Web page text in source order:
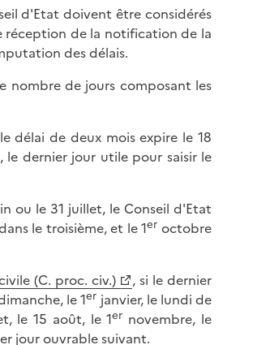
d'Etat doivent être considérés
réception de la notification de la
des délais.
nombre de jours composant les
délai de deux mois expire le 18
dernier jour utile pour saisir le
ou le 31 juillet, le Conseil d'Etat
le troisième, et le 1er octobre
(C. proc. civ.)
, si le dernier
le 1er janvier, le lundi de
le 15 août, le 1er novembre, le
jour ouvrable suivant.